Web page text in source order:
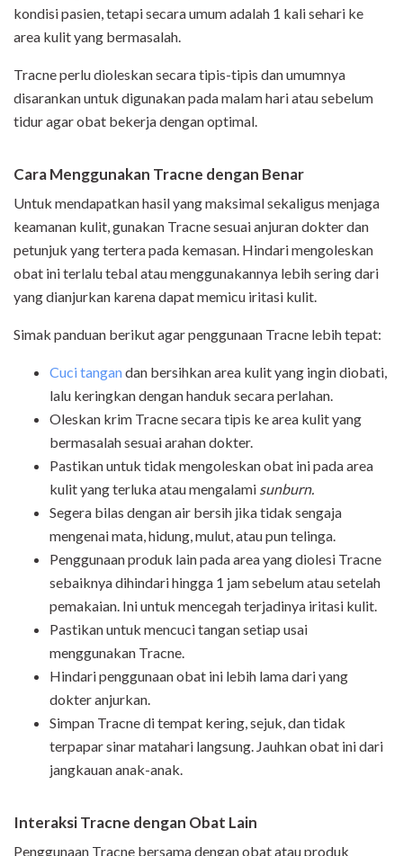
kondisi pasien, tetapi secara umum adalah 1 kali sehari ke
area kulit yang bermasalah.
Tracne perlu dioleskan secara tipis-tipis dan umumnya
disarankan untuk digunakan pada malam hari atau sebelum
tidur agar obat bekerja dengan optimal.
Cara Menggunakan Tracne dengan Benar
Untuk mendapatkan hasil yang maksimal sekaligus menjaga
keamanan kulit, gunakan Tracne sesuai anjuran dokter dan
petunjuk yang tertera pada kemasan. Hindari mengoleskan
obat ini terlalu tebal atau menggunakannya lebih sering dari
yang dianjurkan karena dapat memicu iritasi kulit.
Simak panduan berikut agar penggunaan Tracne lebih tepat:
Cuci tangandan bersihkan area kulit yang ingin diobati,
lalu keringkan dengan handuk secara perlahan.
Oleskan krim Tracne secara tipis ke area kulit yang
bermasalah sesuai arahan dokter.
Pastikan untuk tidak mengoleskan obat ini pada area
kulit yang terluka atau mengalami sunburn.
Segera bilas dengan air bersih jika tidak sengaja
mengenai mata, hidung, mulut, atau pun telinga.
Penggunaan produk lain pada area yang diolesi Tracne
sebaiknya dihindari hingga 1 jam sebelum atau setelah
pemakaian. Ini untuk mencegah terjadinya iritasi kulit.
Pastikan untuk mencuci tangan setiap usai
menggunakan Tracne.
Hindari penggunaan obat ini lebih lama dari yang
dokter anjurkan.
Simpan Tracne di tempat kering, sejuk, dan tidak
terpapar sinar matahari langsung. Jauhkan obat ini dari
jangkauan anak-anak.
Interaksi Tracne dengan Obat Lain
Penggunaan Tracne bersama dengan obat atau produk